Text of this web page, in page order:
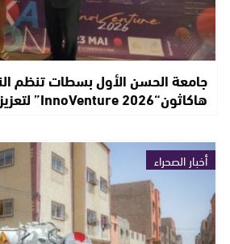
جامعة الحسن الأول بسطات تنظم
هاكاثون“InnoVenture 2026” لتعزيز الابتكار…
أخبار الصحراء